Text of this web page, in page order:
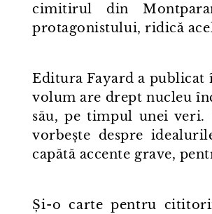
cimitirul din
protagonistului, ridică
Editura Fayard a
volum are drept nucleu
său, pe timpul unei
vorbește despre
capătă accente grave,
Și⁠-⁠o carte pentru